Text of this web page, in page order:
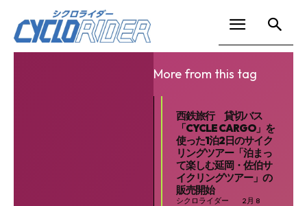
More from this tag
西鉄旅行 貸切バス
「CYCLE CARGO」を
使った1泊2日のサイク
リングツアー「泊まっ
て楽しむ延岡・佐伯サ
イクリングツアー」の
販売開始
シクロライダー 2月 8